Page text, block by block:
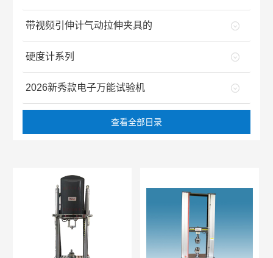
带视频引伸计气动拉伸夹具的
硬度计系列
2026新秀款电子万能试验机
查看全部目录